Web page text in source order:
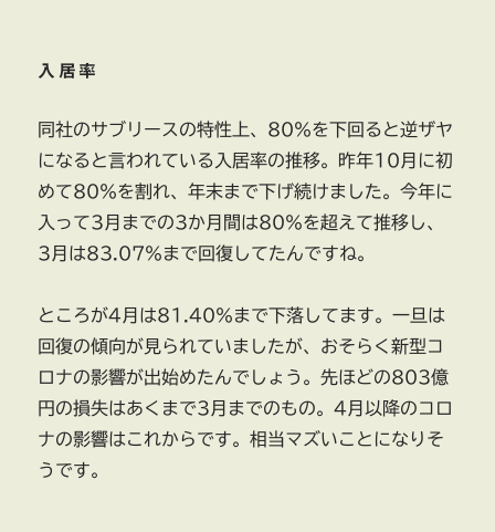
入居率
同社のサブリースの特性上、80％を下回ると逆ザヤ
になると言われている入居率の推移。昨年10月に初
めて80％を割れ、年末まで下げ続けました。今年に
入って3月までの3か月間は80％を超えて推移し、
3月は83.07％まで回復してたんですね。
ところが4月は81.40％まで下落してます。一旦は
回復の傾向が見られていましたが、おそらく新型コ
ロナの影響が出始めたんでしょう。先ほどの803億
円の損失はあくまで3月までのもの。4月以降のコロ
ナの影響はこれからです。相当マズいことになりそ
うです。